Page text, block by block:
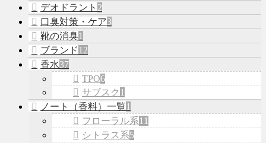
デオドラント 2
口臭対策・ケア3
靴の消臭1
ブランド 12
香水37
TPO6
サブスク 1
ノート（香料）一覧1
フローラル系11
シトラス系5